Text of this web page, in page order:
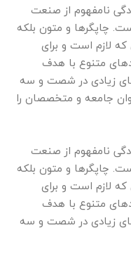
نامفهوم از صنعت
چاپگرها و متون بلکه
لازم است و برای
متنوع با هدف
زیادی در شصت و سه
جامعه و متخصصان را
نامفهوم از صنعت
چاپگرها و متون بلکه
لازم است و برای
متنوع با هدف
زیادی در شصت و سه